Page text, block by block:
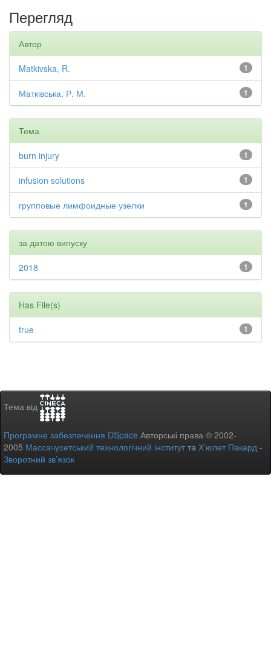
Перегляд
Автор
1
Matkivska, R.
1
Матківська, Р. М.
Тема
1
burn injury
1
infusion solutions
1
групповые лимфоидные узелки
за датою випуску
1
2018
Has File(s)
1
true
Тема від
Програмне забезпечення DSpace Авторські права © 2002-
2005 Массачусетський технологічний інститутта Х’юлет Пакард -
Зворотний зв’язок